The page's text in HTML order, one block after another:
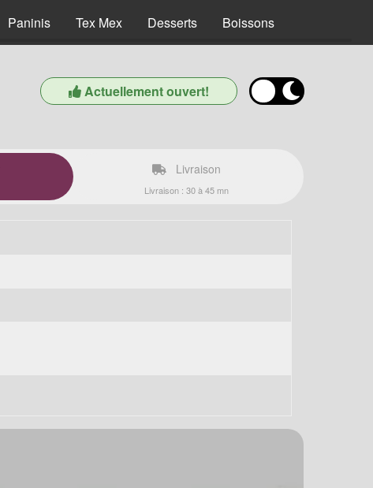
Paninis Tex Mex Desserts Boissons
Actuellement ouvert!
Livraison
Livraison : 30 à 45 mn